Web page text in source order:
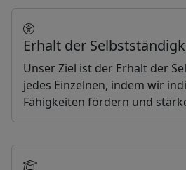
Erhalt der
Unser Ziel ist der Erhalt der
jedes Einzelnen, indem wir
Fähigkeiten fördern und